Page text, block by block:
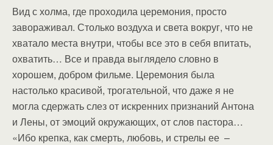
Вид с холма, где проходила церемония, просто
завораживал. Столько воздуха и света вокруг, что не
хватало места внутри, чтобы все это в себя впитать,
охватить… Все и правда выглядело словно в
хорошем, добром фильме. Церемония была
настолько красивой, трогательной, что даже я не
могла сдержать слез от искренних признаний Антона
и Лены, от эмоций окружающих, от слов пастора…
«Ибо крепка, как смерть, любовь, и стрелы ее –